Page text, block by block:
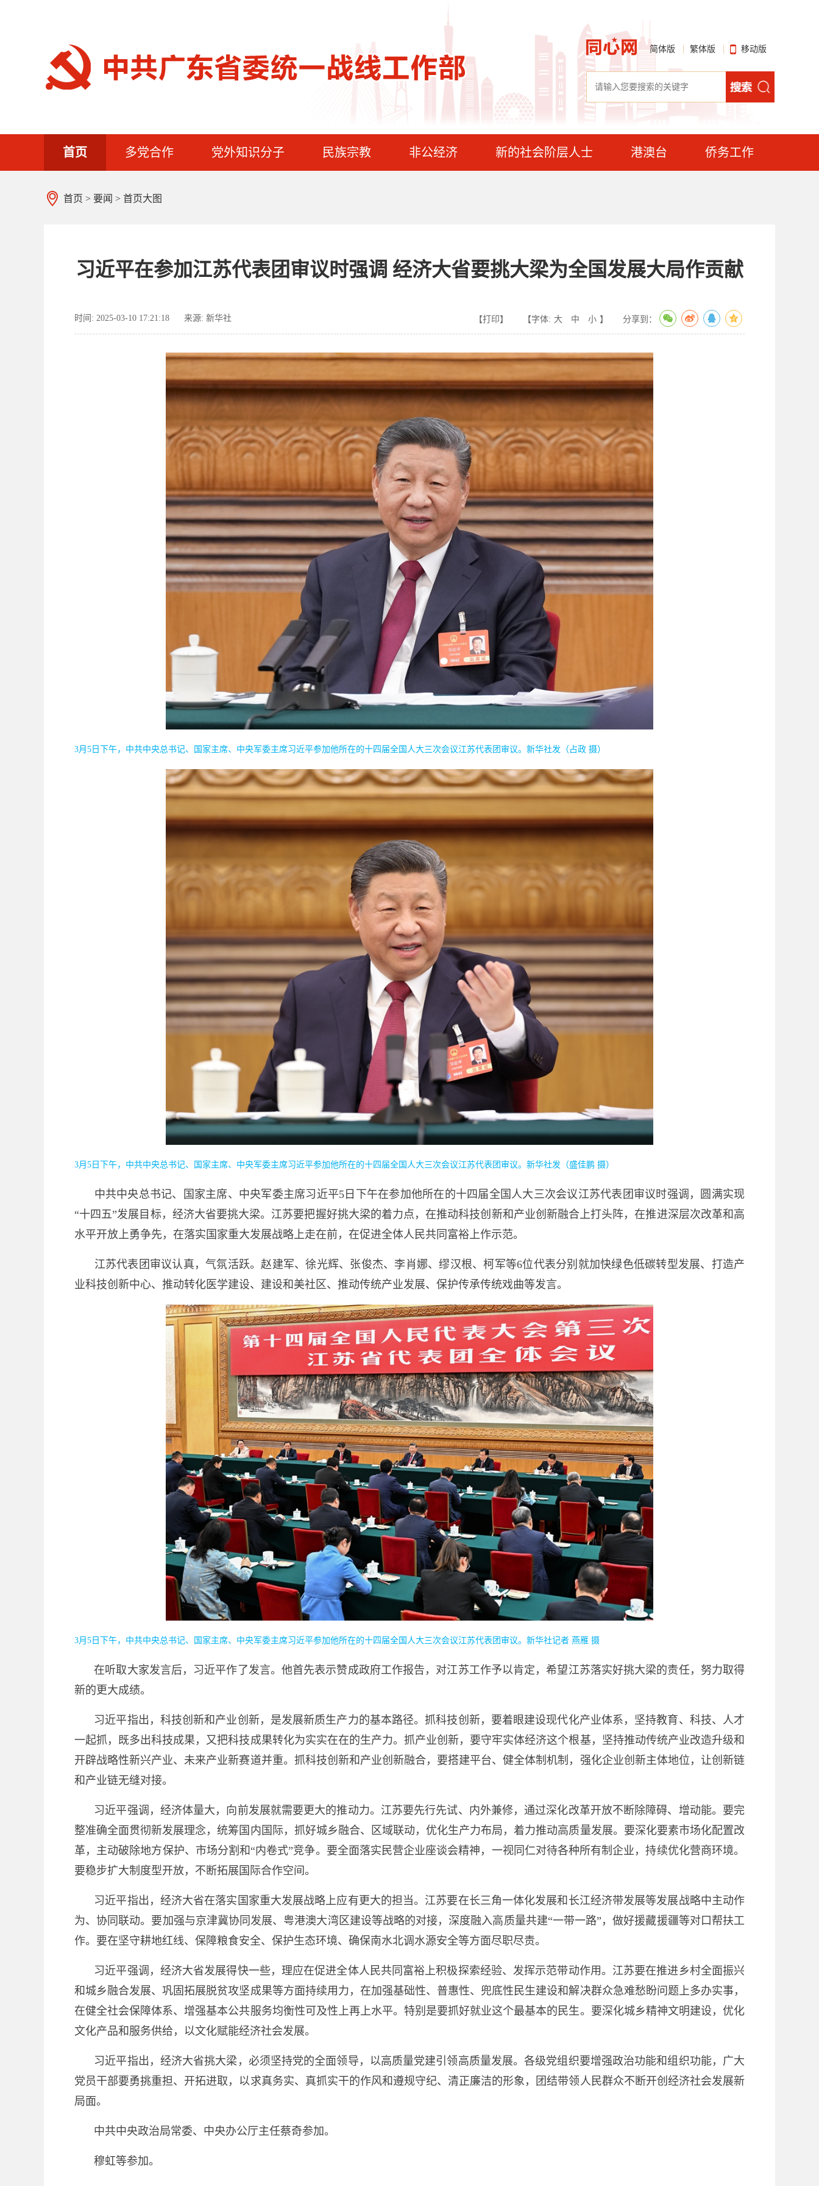
简体版 繁体版 移动版
首页 多党合作 党外知识分子 民族宗教 非公经济 新的社会阶层人士 港澳台 侨务工作
首页 > 要闻 > 首页大图
习近平在参加江苏代表团审议时强调 经济大省要挑大梁为全国发展大局作贡献
时间: 2025-03-10 17:21:18 来源: 新华社 【打印】 【字体: 大 中 小 】 分享到：
3月5日下午，中共中央总书记、国家主席、中央军委主席习近平参加他所在的十四届全国人大三次会议江苏代表团审议。新华社发（占政 摄）
3月5日下午，中共中央总书记、国家主席、中央军委主席习近平参加他所在的十四届全国人大三次会议江苏代表团审议。新华社发（盛佳鹏 摄）
中共中央总书记、国家主席、中央军委主席习近平5日下午在参加他所在的十四届全国人大三次会议江苏代表团审议时强调，圆满实现
“十四五”发展目标，经济大省要挑大梁。江苏要把握好挑大梁的着力点，在推动科技创新和产业创新融合上打头阵，在推进深层次改革和高
水平开放上勇争先，在落实国家重大发展战略上走在前，在促进全体人民共同富裕上作示范。
江苏代表团审议认真，气氛活跃。赵建军、徐光辉、张俊杰、李肖娜、缪汉根、柯军等6位代表分别就加快绿色低碳转型发展、打造产
业科技创新中心、推动转化医学建设、建设和美社区、推动传统产业发展、保护传承传统戏曲等发言。
3月5日下午，中共中央总书记、国家主席、中央军委主席习近平参加他所在的十四届全国人大三次会议江苏代表团审议。新华社记者 燕雁 摄
在听取大家发言后，习近平作了发言。他首先表示赞成政府工作报告，对江苏工作予以肯定，希望江苏落实好挑大梁的责任，努力取得
新的更大成绩。
习近平指出，科技创新和产业创新，是发展新质生产力的基本路径。抓科技创新，要着眼建设现代化产业体系，坚持教育、科技、人才
一起抓，既多出科技成果，又把科技成果转化为实实在在的生产力。抓产业创新，要守牢实体经济这个根基，坚持推动传统产业改造升级和
开辟战略性新兴产业、未来产业新赛道并重。抓科技创新和产业创新融合，要搭建平台、健全体制机制，强化企业创新主体地位，让创新链
和产业链无缝对接。
习近平强调，经济体量大，向前发展就需要更大的推动力。江苏要先行先试、内外兼修，通过深化改革开放不断除障碍、增动能。要完
整准确全面贯彻新发展理念，统筹国内国际，抓好城乡融合、区域联动，优化生产力布局，着力推动高质量发展。要深化要素市场化配置改
革，主动破除地方保护、市场分割和“内卷式”竞争。要全面落实民营企业座谈会精神，一视同仁对待各种所有制企业，持续优化营商环境。
要稳步扩大制度型开放，不断拓展国际合作空间。
习近平指出，经济大省在落实国家重大发展战略上应有更大的担当。江苏要在长三角一体化发展和长江经济带发展等发展战略中主动作
为、协同联动。要加强与京津冀协同发展、粤港澳大湾区建设等战略的对接，深度融入高质量共建“一带一路”，做好援藏援疆等对口帮扶工
作。要在坚守耕地红线、保障粮食安全、保护生态环境、确保南水北调水源安全等方面尽职尽责。
习近平强调，经济大省发展得快一些，理应在促进全体人民共同富裕上积极探索经验、发挥示范带动作用。江苏要在推进乡村全面振兴
和城乡融合发展、巩固拓展脱贫攻坚成果等方面持续用力，在加强基础性、普惠性、兜底性民生建设和解决群众急难愁盼问题上多办实事，
在健全社会保障体系、增强基本公共服务均衡性可及性上再上水平。特别是要抓好就业这个最基本的民生。要深化城乡精神文明建设，优化
文化产品和服务供给，以文化赋能经济社会发展。
习近平指出，经济大省挑大梁，必须坚持党的全面领导，以高质量党建引领高质量发展。各级党组织要增强政治功能和组织功能，广大
党员干部要勇挑重担、开拓进取，以求真务实、真抓实干的作风和遵规守纪、清正廉洁的形象，团结带领人民群众不断开创经济社会发展新
局面。
中共中央政治局常委、中央办公厅主任蔡奇参加。
穆虹等参加。